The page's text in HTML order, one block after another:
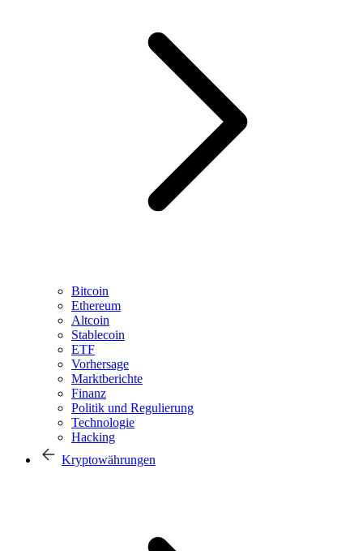
Bitcoin
Ethereum
Altcoin
Stablecoin
ETF
Vorhersage
Marktberichte
Finanz
Politik und Regulierung
Technologie
Hacking
Kryptowährungen